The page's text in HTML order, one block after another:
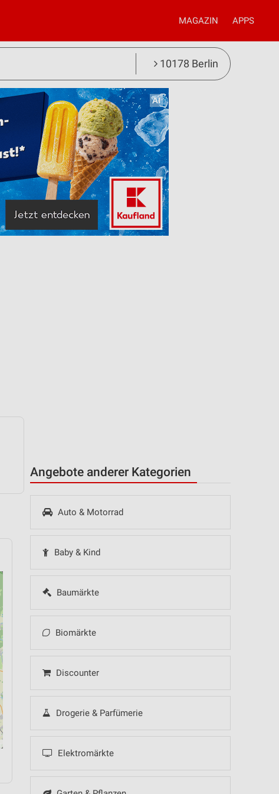
MAGAZIN APPS
10178 Berlin
Angebote anderer Kategorien
Auto & Motorrad
Baby & Kind
Baumärkte
Biomärkte
Discounter
Drogerie & Parfümerie
Elektromärkte